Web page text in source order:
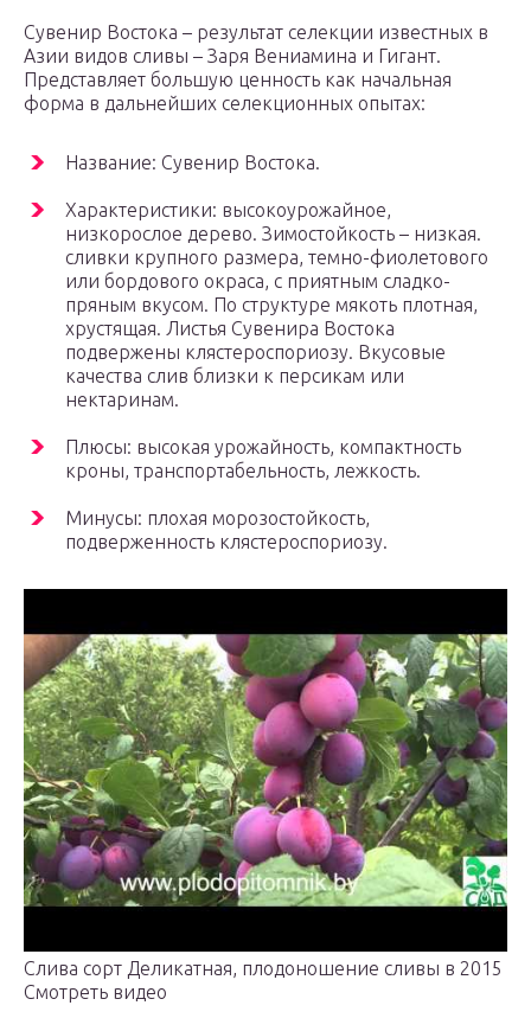
Сувенир Востока – результат селекции известных в
Азии видов сливы – Заря Вениамина и Гигант.
Представляет большую ценность как начальная
форма в дальнейших селекционных опытах:
Название: Сувенир Востока.
Характеристики: высокоурожайное,
низкорослое дерево. Зимостойкость – низкая.
сливки крупного размера, темно-фиолетового
или бордового окраса, с приятным сладко-
пряным вкусом. По структуре мякоть плотная,
хрустящая. Листья Сувенира Востока
подвержены клястероспориозу. Вкусовые
качества слив близки к персикам или
нектаринам.
Плюсы: высокая урожайность, компактность
кроны, транспортабельность, лежкость.
Минусы: плохая морозостойкость,
подверженность клястероспориозу.
Слива сорт Деликатная, плодоношение сливы в 2015
Смотреть видео